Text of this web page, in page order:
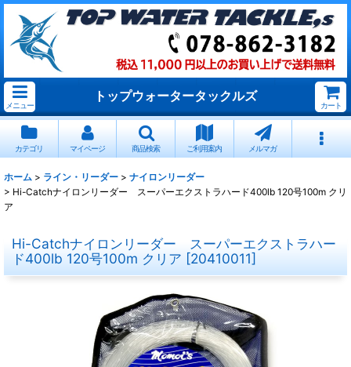
メニュー
トップウォータータックルズ
カート
カテゴリ マイページ 商品検索 ご利用案内 メルマガ
ホーム > ライン・リーダー > ナイロンリーダー
> Hi-Catchナイロンリーダー スーパーエクストラハード400lb 120号100m クリ
ア
Hi-Catchナイロンリーダー スーパーエクストラハー
ド400lb 120号100m クリア [20410011]